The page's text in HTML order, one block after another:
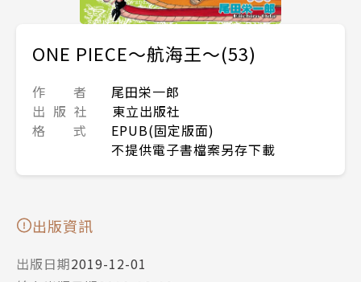
ONE PIECE～航海王～(53)
作 者
尾田栄一郎
出 版 社
東立出版社
格 式
EPUB(固定版面)
不提供電子書檔案另存下載
出版資訊
出版日期2019-12-01